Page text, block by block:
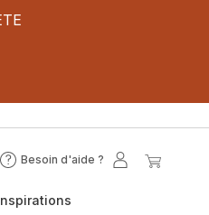
Besoin d'aide ?
Besoin
?
Mon